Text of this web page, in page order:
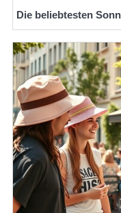
Die beliebtesten